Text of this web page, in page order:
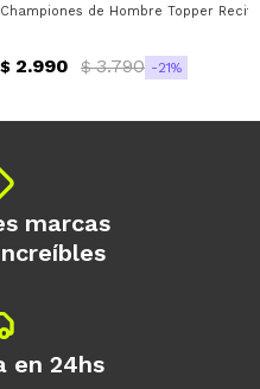
Topper - Beige - Gris - Verde Lima
Championes de Hombre Topper
$ 2.990 $ 3.790 21
marcas
en 24hs
Año